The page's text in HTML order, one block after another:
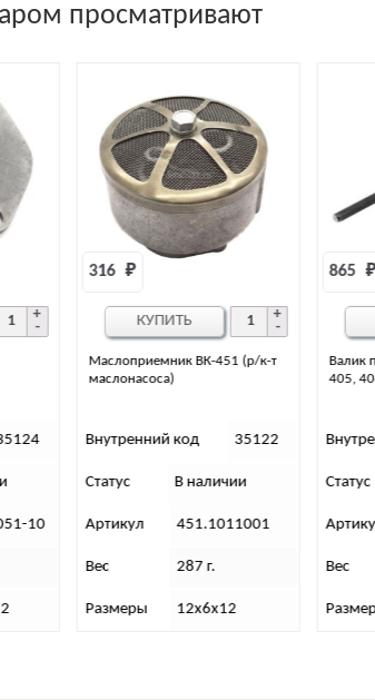
просматривают
к-т
Валик привода маслонасоса ЗМЗ
405, 406, 409
865 ₽
Внутренний код 34388
Статус В наличии
Артикул 406.1011220-10
Вес 110 г.
Размеры 1х1х24
КУПИТЬ
3 ₽
Статус
Вес